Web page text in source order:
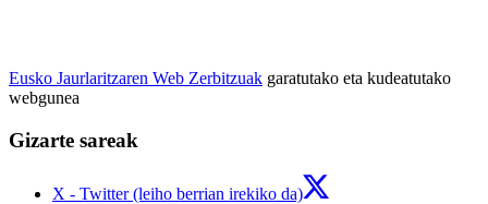
Eusko Jaurlaritzaren Web Zerbitzuak garatutako eta kudeatutako
webgunea
Gizarte sareak
X - Twitter (leiho berrian irekiko da)